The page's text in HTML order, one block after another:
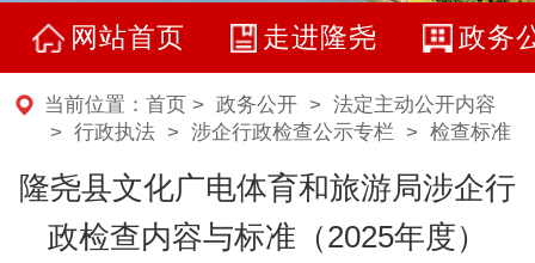
网站首页 走进隆尧 政务
当前位置： 首页 > 政务公开> 法定主动公开内容
> 行政执法 > 涉企行政检查公示专栏 > 检查标准
隆尧县文化广电体育和旅游局涉企行
政检查内容与标准（2025年度）